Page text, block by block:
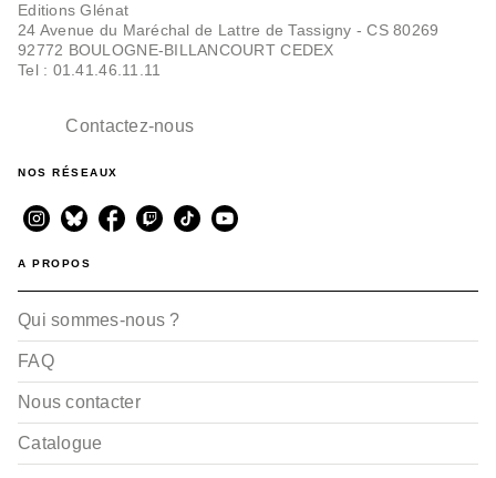
Editions Glénat
24 Avenue du Maréchal de Lattre de Tassigny - CS 80269
92772 BOULOGNE-BILLANCOURT CEDEX
Tel : 01.41.46.11.11
Contactez-nous
NOS RÉSEAUX
A PROPOS
Qui sommes-nous ?
FAQ
Nous contacter
Catalogue